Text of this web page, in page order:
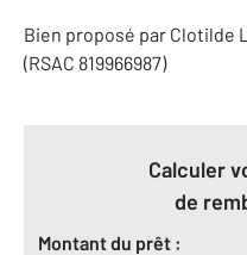
Bien proposé par Clotilde
(RSAC 819966987)
Calculer
de
Montant du prêt :